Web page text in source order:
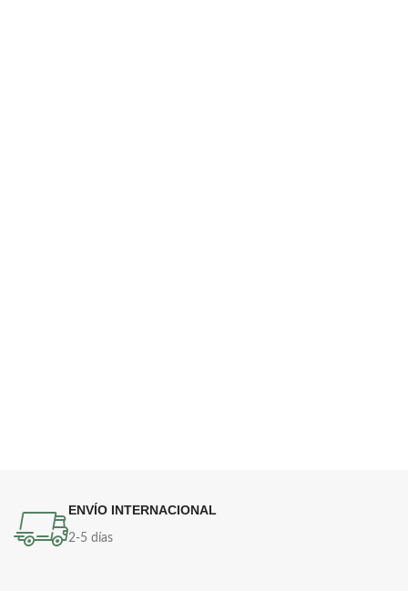
ENVÍO INTERNACIONAL
2-5 días